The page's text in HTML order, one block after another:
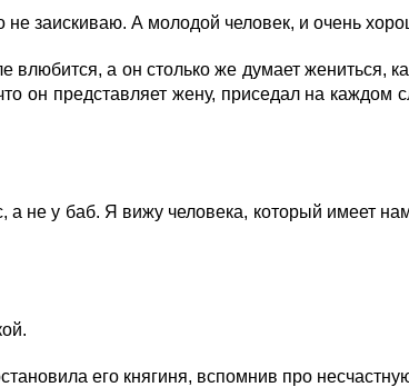
не заискиваю. А молодой человек, и очень
а он столько же думает жениться,
он представляет жену, приседал на каждом
не у баб. Я вижу человека, который имеет
его княгиня, вспомнив про